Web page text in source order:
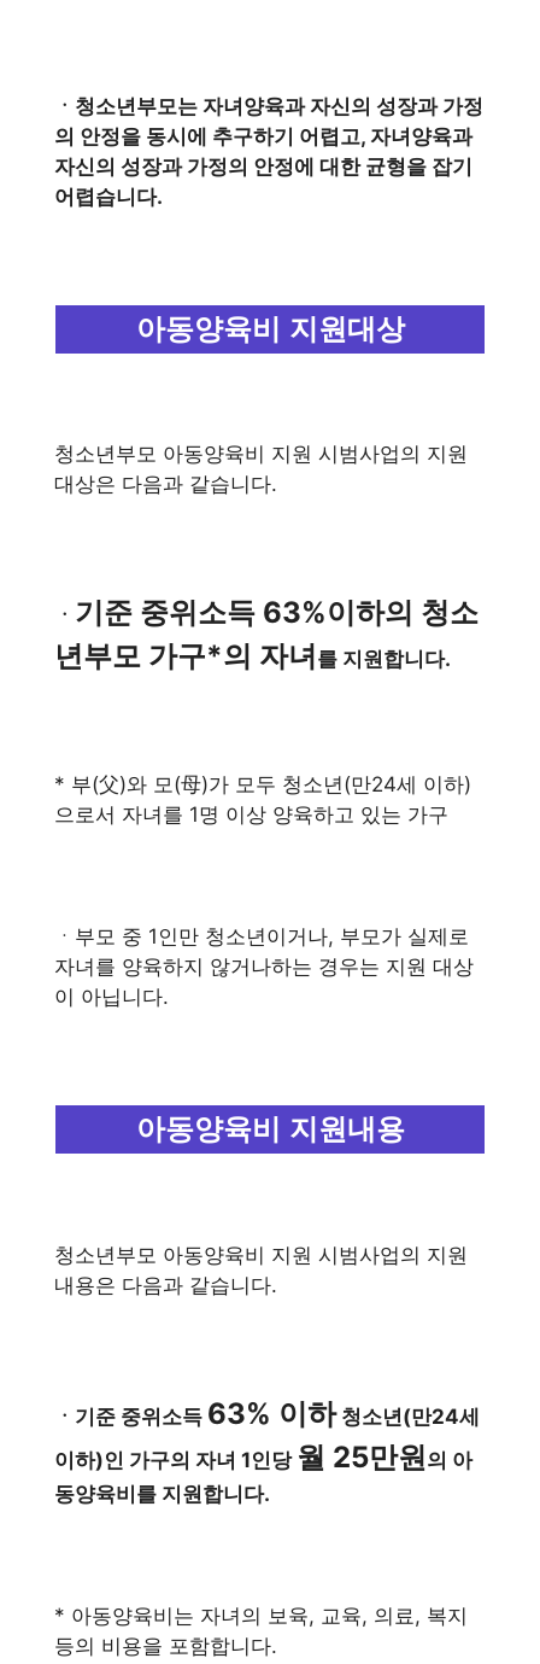
ㆍ청소년부모는 자녀양육과 자신의 성장과 가정
의 안정을 동시에 추구하기 어렵고, 자녀양육과
자신의 성장과 가정의 안정에 대한 균형을 잡기
어렵습니다.
아동양육비 지원대상
청소년부모 아동양육비 지원 시범사업의 지원
대상은 다음과 같습니다.
ㆍ 기준 중위소득 63%이하의 청소
년부모 가구*의 자녀 를 지원합니다.
* 부(父)와 모(母)가 모두 청소년(만24세 이하)
으로서 자녀를 1명 이상 양육하고 있는 가구
ㆍ부모 중 1인만 청소년이거나, 부모가 실제로
자녀를 양육하지 않거나하는 경우는 지원 대상
이 아닙니다.
아동양육비 지원내용
청소년부모 아동양육비 지원 시범사업의 지원
내용은 다음과 같습니다.
ㆍ기준 중위소득 63% 이하청소년(만24세
이하)인 가구의 자녀 1인당 월 25만원의 아
동양육비를 지원합니다.
* 아동양육비는 자녀의 보육, 교육, 의료, 복지
등의 비용을 포함합니다.